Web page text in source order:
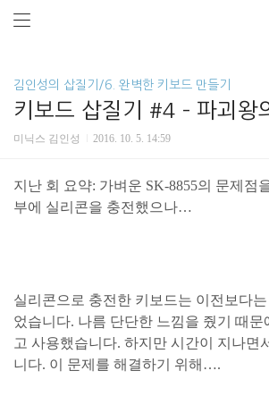
김인성의 삽질기/6. 완벽한 키보드 만들기
키보드 삽질기 #4 – 파괴왕
미닉스 김인성 2016. 10. 5. 14:59
지난 회 요약: 가벼운 SK-8855의 문제점
부에 실리콘을 충전했으나…
실리콘으로 충전한 키보드는 이전보다는
었습니다. 나름 단단한 느낌을 줬기 때문
고 사용했습니다. 하지만 시간이 지나면
니다. 이 문제를 해결하기 위해 ….